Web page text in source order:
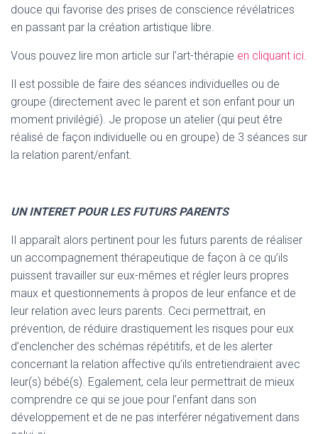
douce qui favorise des prises de conscience révélatrices
en passant par la création artistique libre.
Vous pouvez lire mon article sur l’art-thérapie en cliquant ici.
Il est possible de faire des séances individuelles ou de
groupe (directement avec le parent et son enfant pour un
moment privilégié). Je propose un atelier (qui peut être
réalisé de façon individuelle ou en groupe) de 3 séances sur
la relation parent/enfant.
UN INTERET POUR LES FUTURS PARENTS
Il apparaît alors pertinent pour les futurs parents de réaliser
un accompagnement thérapeutique de façon à ce qu’ils
puissent travailler sur eux-mêmes et régler leurs propres
maux et questionnements à propos de leur enfance et de
leur relation avec leurs parents. Ceci permettrait, en
prévention, de réduire drastiquement les risques pour eux
d’enclencher des schémas répétitifs, et de les alerter
concernant la relation affective qu’ils entretiendraient avec
leur(s) bébé(s). Egalement, cela leur permettrait de mieux
comprendre ce qui se joue pour l’enfant dans son
développement et de ne pas interférer négativement dans